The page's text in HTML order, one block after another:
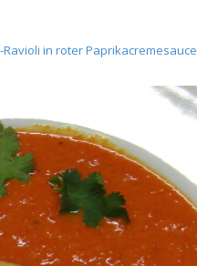
in roter Paprikacremesauce